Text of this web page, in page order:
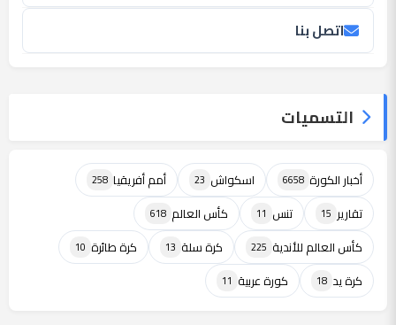
اتصل بنا
التسميات
أخبار الكورة 6658 اسكواش 23 أمم أفريقيا 258
تقارير 15 تنس 11 كأس العالم 618
كأس العالم للأندية 225 كرة سلة 13 كرة طائرة 10
كرة يد 18 كورة عربية 11